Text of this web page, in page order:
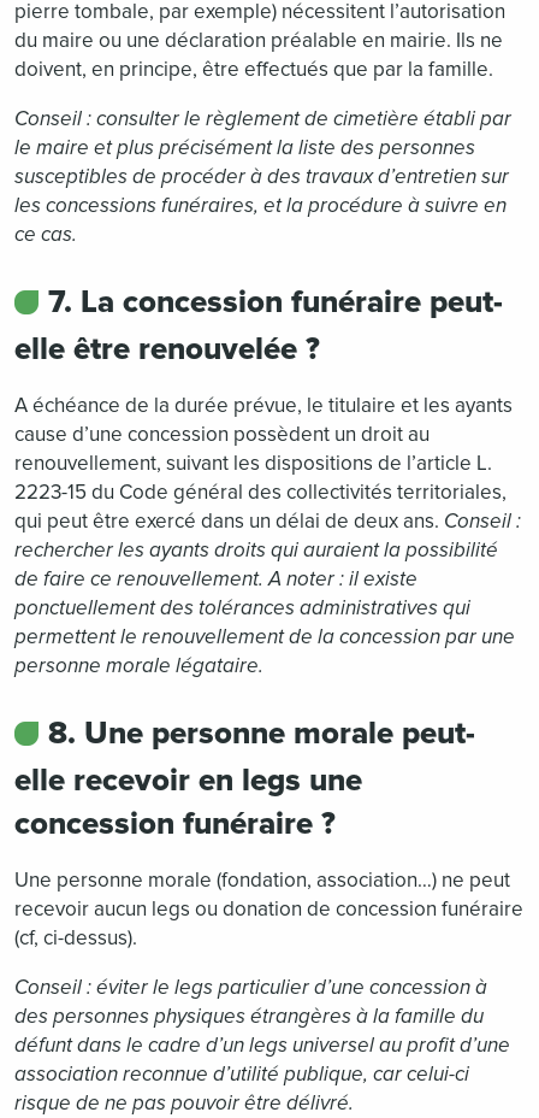
pierre tombale, par exemple) nécessitent l’autorisation
du maire ou une déclaration préalable en mairie. Ils ne
doivent, en principe, être effectués que par la famille.
Conseil : consulter le règlement de cimetière établi par
le maire et plus précisément la liste des personnes
susceptibles de procéder à des travaux d’entretien sur
les concessions funéraires, et la procédure à suivre en
ce cas.
7. La concession funéraire peut-
elle être renouvelée ?
A échéance de la durée prévue, le titulaire et les ayants
cause d’une concession possèdent un droit au
renouvellement, suivant les dispositions de l’article L.
2223-15 du Code général des collectivités territoriales,
qui peut être exercé dans un délai de deux ans. Conseil :
rechercher les ayants droits qui auraient la possibilité
de faire ce renouvellement.A noter : il existe
ponctuellement des tolérances administratives qui
permettent le renouvellement de la concession par une
personne morale légataire.
8. Une personne morale peut-
elle recevoir en legs une
concession funéraire ?
Une personne morale (fondation, association…) ne peut
recevoir aucun legs ou donation de concession funéraire
(cf, ci-dessus).
Conseil : éviter le legs particulier d’une concession à
des personnes physiques étrangères à la famille du
défunt dans le cadre d’un legs universel au profit d’une
association reconnue d’utilité publique, car celui-ci
risque de ne pas pouvoir être délivré.